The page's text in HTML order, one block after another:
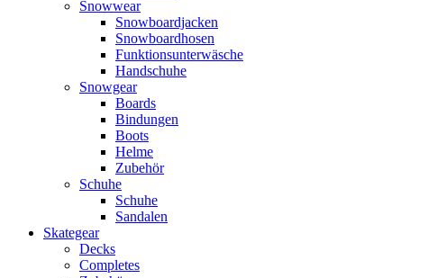
Snowwear
Snowboardjacken
Snowboardhosen
Funktionsunterwäsche
Handschuhe
Snowgear
Boards
Bindungen
Boots
Helme
Zubehör
Schuhe
Schuhe
Sandalen
Skategear
Decks
Completes